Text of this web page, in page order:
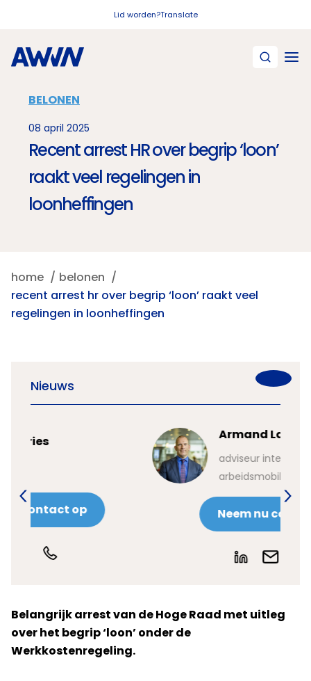
Lid worden?Translate
BELONEN
08 april 2025
Recent arrest HR over begrip ‘loon’
raakt veel regelingen in
loonheffingen
home
belonen
recent arrest hr over begrip ‘loon’ raakt veel
regelingen in loonheffingen
Nieuws
Armand Lahaije
adviseur internationale
arbeidsmobilteit / fiscale zaken
Neem nu contact op
Belangrijk arrest van de Hoge Raad met uitleg
over het begrip ‘loon’ onder de
Werkkostenregeling.